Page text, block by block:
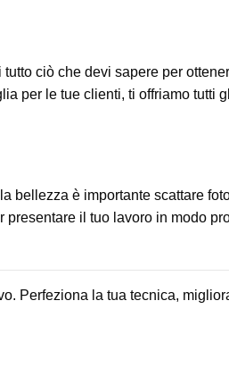
ciò che devi sapere per
per le tue clienti, ti offriamo tutti
bellezza è importante scattare
il tuo lavoro in modo
Perfeziona la tua tecnica,